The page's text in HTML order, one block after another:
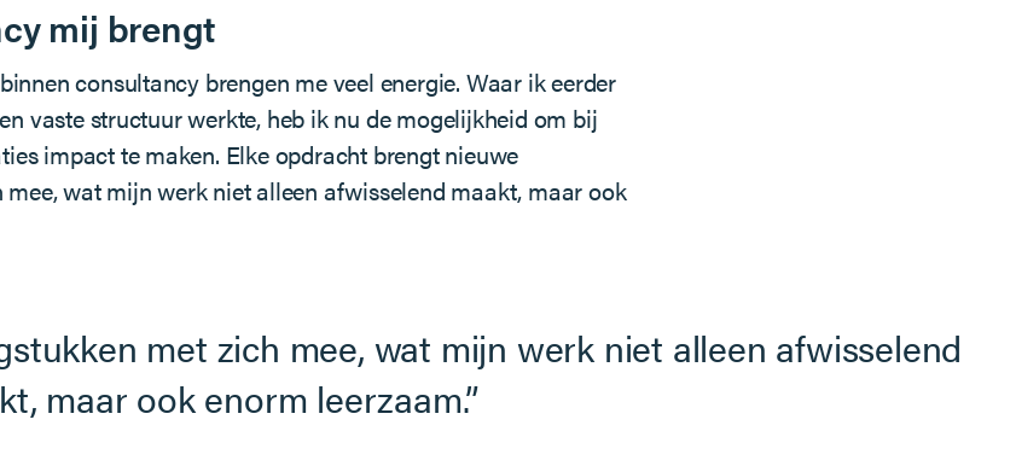
mij brengt
consultancy brengen me veel energie. Waar ik eerder
vaste structuur werkte, heb ik nu de mogelijkheid om bij
impact te maken. Elke opdracht brengt nieuwe
wat mijn werk niet alleen afwisselend maakt, maar ook
met zich mee, wat mijn werk niet alleen afwisselend
maar ook enorm leerzaam.